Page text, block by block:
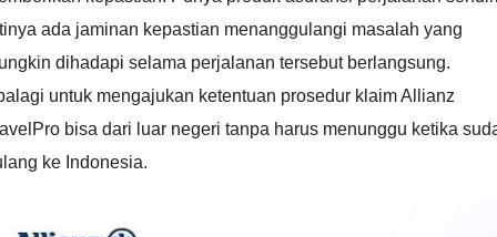
ada jaminan kepastian menanggulangi masalah yang
dihadapi selama perjalanan tersebut berlangsung.
untuk mengajukan ketentuan prosedur klaim Allianz
bisa dari luar negeri tanpa harus menunggu ketika
ke Indonesia.